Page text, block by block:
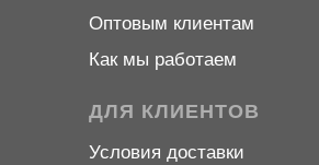
ДЛЯ КЛИЕНТОВ
Условия доставки
Оптовым клиентам
Как мы работаем